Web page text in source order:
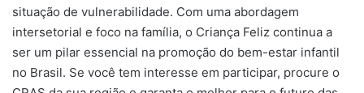
situação de vulnerabilidade. Com uma abordagem
intersetorial e foco na família, o Criança Feliz continua a
ser um pilar essencial na promoção do bem-estar infantil
no Brasil. Se você tem interesse em participar, procure o